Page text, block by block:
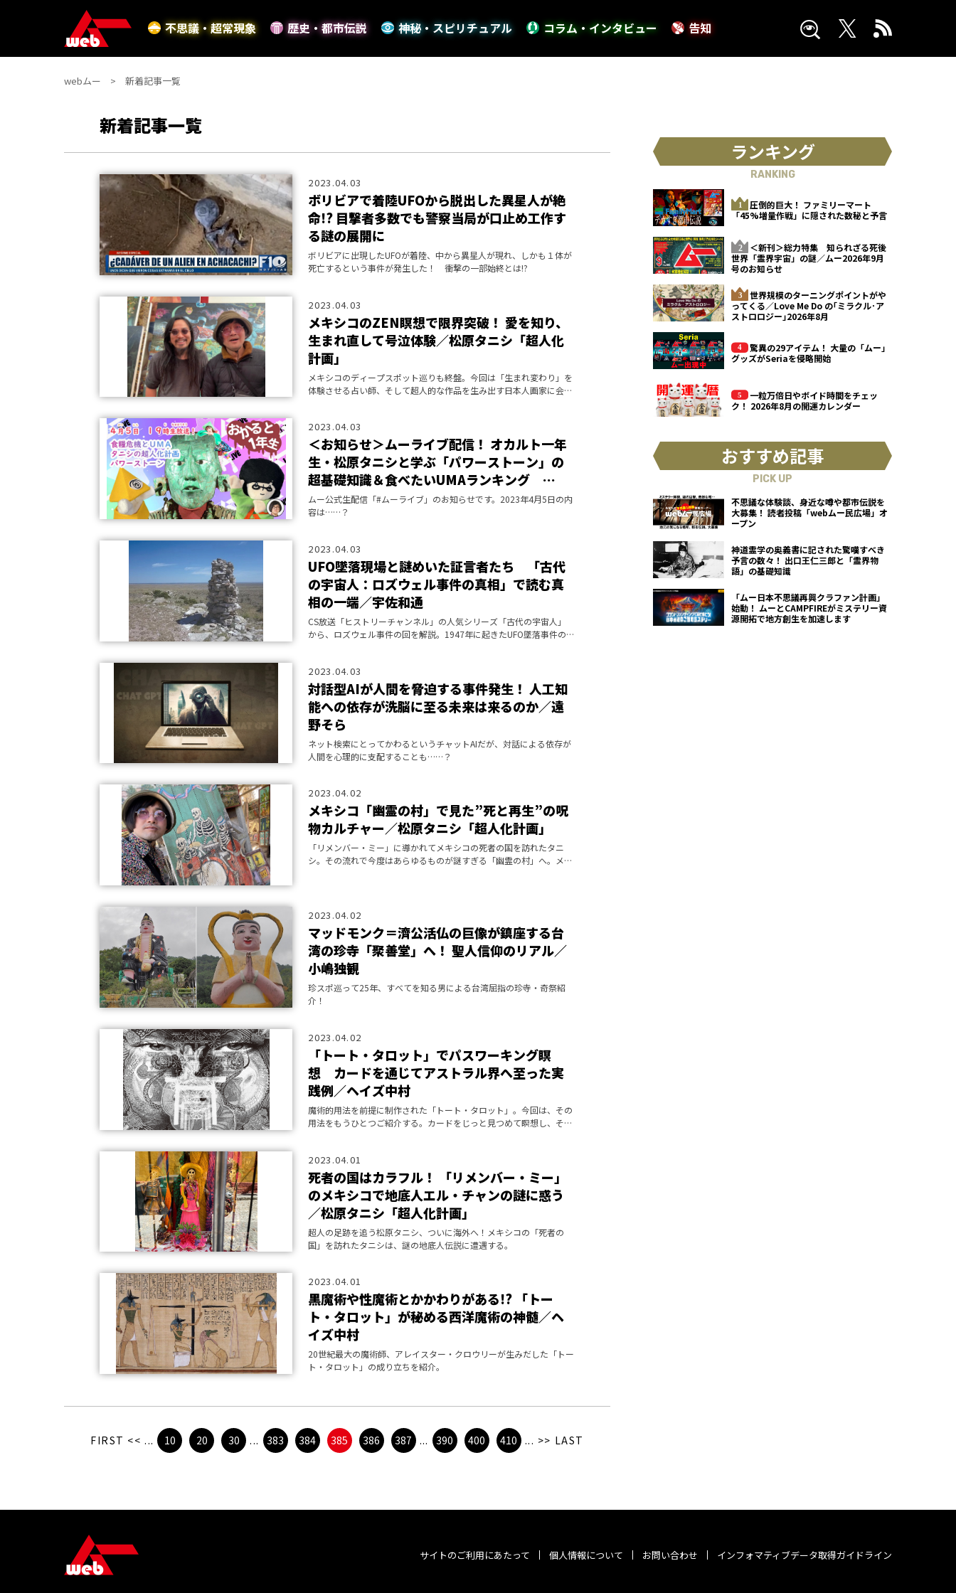
不思議・超常現象 歴史・都市伝説 神秘・スピリチュアル コラム・インタビュー 告知
webムー 新着記事一覧
新着記事一覧
2023.04.03
ボリビアで着陸UFOから脱出した異星人が絶
命!? 目撃者多数でも警察当局が口止め工作す
る謎の展開に
ボリビアに出現したUFOが着陸、中から異星人が現れ、しかも１体が
死亡するという事件が発生した！ 衝撃の一部始終とは!?
2023.04.03
メキシコのZEN瞑想で限界突破！ 愛を知り、
生まれ直して号泣体験／松原タニシ「超人化
計画」
メキシコのディープスポット巡りも終盤。今回は「生まれ変わり」を
体験させる占い師、そして超人的な作品を生み出す日本人画家に会い
2023.04.03
＜お知らせ＞ムーライブ配信！ オカルト一年
生・松原タニシと学ぶ「パワーストーン」の
超基礎知識＆食べたいUMAランキング
2023.4.5
ムー公式生配信「#ムーライブ」のお知らせです。2023年4月5日の内
容は……？
2023.04.03
UFO墜落現場と謎めいた証言者たち 「古代
の宇宙人：ロズウェル事件の真相」で読む真
相の一端／宇佐和通
CS放送「ヒストリーチャンネル」の人気シリーズ「古代の宇宙人」
から、ロズウェル事件の回を解説。1947年に起きたUFO墜落事件の
2023.04.03
対話型AIが人間を脅迫する事件発生！ 人工知
能への依存が洗脳に至る未来は来るのか／遠
野そら
ネット検索にとってかわるというチャットAIだが、対話による依存が
人間を心理的に支配することも……？
2023.04.02
メキシコ「幽霊の村」で見た”死と再生”の呪
物カルチャー／松原タニシ「超人化計画」
「リメンバー・ミー」に導かれてメキシコの死者の国を訪れたタニ
シ。その流れで今度はあらゆるものが謎すぎる「幽霊の村」へ。メキ
2023.04.02
マッドモンク＝濟公活仏の巨像が鎮座する台
湾の珍寺「聚善堂」へ！ 聖人信仰のリアル／
小嶋独観
珍スポ巡って25年、すべてを知る男による台湾屈指の珍寺・奇祭紹
介！
2023.04.02
「トート・タロット」でパスワーキング瞑
想 カードを通じてアストラル界へ至った実
践例／ヘイズ中村
魔術的用法を前提に制作された「トート・タロット」。今回は、その
用法をもうひとつご紹介する。カードをじっと見つめて瞑想し、その
2023.04.01
死者の国はカラフル！ 「リメンバー・ミー」
のメキシコで地底人エル・チャンの謎に惑う
／松原タニシ「超人化計画」
超人の足跡を追う松原タニシ、ついに海外へ！メキシコの「死者の
国」を訪れたタニシは、謎の地底人伝説に遭遇する。
2023.04.01
黒魔術や性魔術とかかわりがある!? 「トー
ト・タロット」が秘める西洋魔術の神髄／ヘ
イズ中村
20世紀最大の魔術師、アレイスター・クロウリーが生みだした「トー
ト・タロット」の成り立ちを紹介。
FIRST << ... 10 20 30 ... 383 384 385 386 387 ... 390 400 410 ... >> LAST
ランキング
RANKING
圧倒的巨大！ ファミリーマート
「45%増量作戦」に隠された数秘と予言
＜新刊＞総力特集 知られざる死後
世界「霊界宇宙」の謎／ムー2026年9月
号のお知らせ
世界規模のターニングポイントがや
ってくる／Love Me Do の｢ミラクル･ア
ストロロジー｣2026年8月
驚異の29アイテム！ 大量の「ムー」
グッズがSeriaを侵略開始
一粒万倍日やボイド時間をチェッ
ク！ 2026年8月の開運カレンダー
おすすめ記事
PICK UP
不思議な体験談、身近な噂や都市伝説を
大募集！ 読者投稿「webムー民広場」オ
ープン
神道霊学の奥義書に記された驚嘆すべき
予言の数々！ 出口王仁三郎と「霊界物
語」の基礎知識
「ムー日本不思議再興クラファン計画」
始動！ ムーとCAMPFIREがミステリー資
源開拓で地方創生を加速します
サイトのご利用にあたって 個人情報について お問い合わせ インフォマティブデータ取得ガイドライン